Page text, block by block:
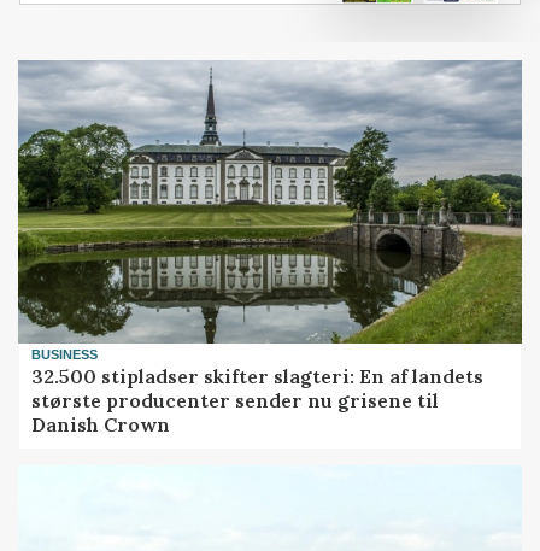
BUSINESS
32.500 stipladser skifter slagteri: En af landets
største producenter sender nu grisene til
Danish Crown